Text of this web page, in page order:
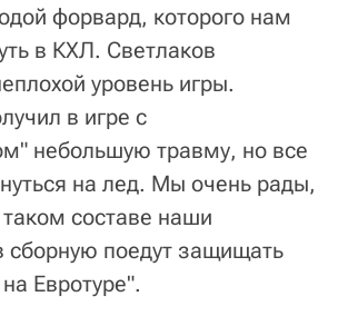
форвард, которого нам
в КХЛ. Светлаков
уровень игры.
в игре с
небольшую травму, но все
на лед. Мы очень рады,
составе наши
сборную поедут защищать
Евротуре".